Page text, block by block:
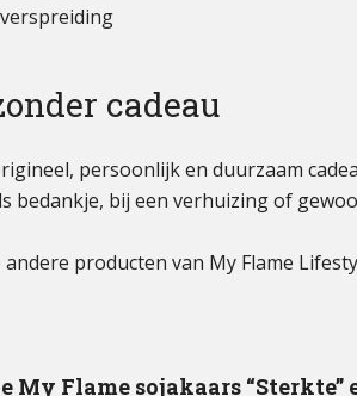
cadeau
persoonlijk en duurzaam
bedankje, bij een verhuizing of
producten van My Flame
My Flame sojakaars